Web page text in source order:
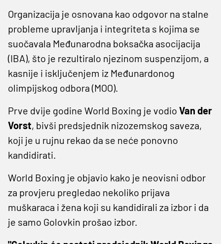
Organizacija je osnovana kao odgovor na stalne
probleme upravljanja i integriteta s kojima se
suočavala Međunarodna boksačka asocijacija
(IBA), što je rezultiralo njezinom suspenzijom, a
kasnije i isključenjem iz Međunardonog
olimpijskog odbora (MOO).
Prve dvije godine World Boxing je vodio Van der
Vorst, bivši predsjednik nizozemskog saveza,
koji je u rujnu rekao da se neće ponovno
kandidirati.
World Boxing je objavio kako je neovisni odbor
za provjeru pregledao nekoliko prijava
muškaraca i žena koji su kandidirali za izbor i da
je samo Golovkin prošao izbor.